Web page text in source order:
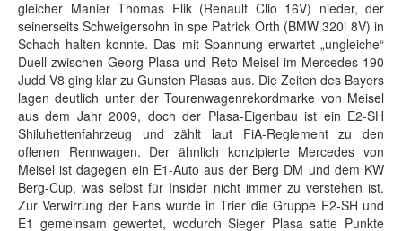
gleicher Manier Thomas Flik (Renault Clio 16V) nieder, der
seinerseits Schweigersohn in spe Patrick Orth (BMW 320i 8V) in
Schach halten konnte. Das mit Spannung erwartet „ungleiche“
Duell zwischen Georg Plasa und Reto Meisel im Mercedes 190
Judd V8 ging klar zu Gunsten Plasas aus. Die Zeiten des Bayers
lagen deutlich unter der Tourenwagenrekordmarke von Meisel
aus dem Jahr 2009, doch der Plasa-Eigenbau ist ein E2-SH
Shiluhettenfahrzeug und zählt laut FiA-Reglement zu den
offenen Rennwagen. Der ähnlich konzipierte Mercedes von
Meisel ist dagegen ein E1-Auto aus der Berg DM und dem KW
Berg-Cup, was selbst für Insider nicht immer zu verstehen ist.
Zur Verwirrung der Fans wurde in Trier die Gruppe E2-SH und
E1 gemeinsam gewertet, wodurch Sieger Plasa satte Punkte